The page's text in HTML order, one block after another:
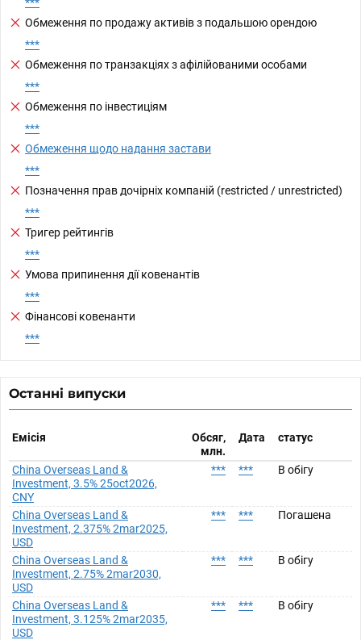
Обмеження по продажу активів з подальшою орендою
***
Обмеження по транзакціях з афілійованими особами
***
Обмеження по інвестиціям
***
Обмеження щодо надання застави
***
Позначення прав дочірніх компаній (restricted / unrestricted)
***
Тригер рейтингів
***
Умова припинення дії ковенантів
***
Фінансові ковенанти
***
Останні випуски
Емісія
Обсяг,
млн.
Дата статус
China Overseas Land &
Investment, 3.5% 25oct2026,
CNY
*** *** В обігу
China Overseas Land &
Investment, 2.375% 2mar2025,
USD
*** *** Погашена
China Overseas Land &
Investment, 2.75% 2mar2030,
USD
*** *** В обігу
China Overseas Land &
Investment, 3.125% 2mar2035,
USD
*** *** В обігу